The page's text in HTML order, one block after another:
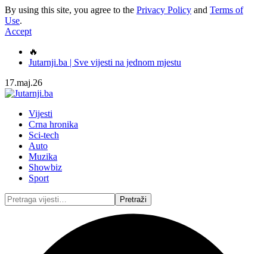
By using this site, you agree to the Privacy Policy and Terms of
Use.
Accept
🔥
Jutarnji.ba | Sve vijesti na jednom mjestu
17.maj.26
Vijesti
Crna hronika
Sci-tech
Auto
Muzika
Showbiz
Sport